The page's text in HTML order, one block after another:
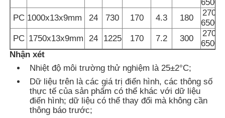
Tham quan nhà máy
Kiểm soát chất lượng
Liên hệ chúng tôi
6500K
PC 1000x13x9mm 24 730 170 4.3 180
2700-
6500K
PC 1750x13x9mm 24 1225 170 7.2 300
2700-
6500K
Nhận xét
Nhiệt độ môi trường thử nghiệm là 25±2°C;
Dữ liệu trên là các giá trị điển hình, các thông số
thực tế của sản phẩm có thể khác với dữ liệu
điển hình; dữ liệu có thể thay đổi mà không cần
thông báo trước;